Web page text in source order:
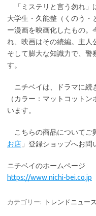
「ミステリと言う勿れ」
大学生・久能整（くのう・
ー漫画を映画化したもの。
れ、映画はその続編。主人
そして膨大な知識力で、警
す。
ニチベイは、ドラマに続
（カラー：マットコット
います。
こちらの商品についてご
お店 」登録ショップへお問
ニチベイのホームページ
https://www.nichi-bei.co.jp
カテゴリー: トレンドニュース